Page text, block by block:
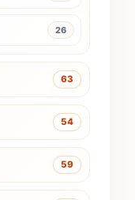
26
63
54
59